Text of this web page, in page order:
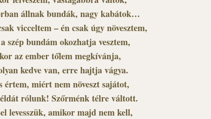
állnak bundák, nagy kabátok…
vicceltem – én csak úgy növesztem,
szép bundám okozhatja vesztem,
az ember tőlem megkívánja,
kedve van, erre hajtja vágya.
értem, miért nem növeszt sajátot,
rólunk! Szőrménk télre váltott.
levesszük, amikor majd nem kell,